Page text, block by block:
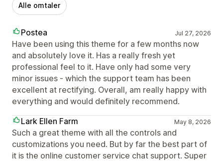
Alle omtaler
Postea Jul 27, 2026
Have been using this theme for a few months now
and absolutely love it. Has a really fresh yet
professional feel to it. Have only had some very
minor issues - which the support team has been
excellent at rectifying. Overall, am really happy with
everything and would definitely recommend.
Lark Ellen Farm
May 8, 2026
Such a great theme with all the controls and
customizations you need. But by far the best part of
it is the online customer service chat support. Super